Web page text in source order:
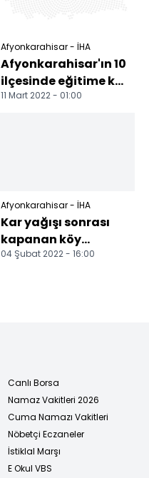
Afyonkarahisar - İHA
Afyonkarahisar'ın 10
ilçesinde eğitime kar
engeli
11 Mart 2022 - 01:00
Afyonkarahisar - İHA
Kar yağışı sonrası
kapanan köy
yollarını karla
04 Şubat 2022 - 16:00
Canlı Borsa
Namaz Vakitleri 2026
Cuma Namazı Vakitleri
Nöbetçi Eczaneler
İstiklal Marşı
E Okul VBS